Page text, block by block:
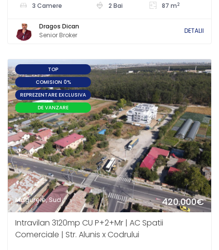
3 Camere 2 Bai 87 m2
Dragos Dican
Senior Broker
DETALII
TOP
COMISION 0%
REPREZENTARE EXCLUSIVA
DE VANZARE
Magurele, Sud 420.000€
Intravilan 3120mp CU P+2+Mr | AC Spatii
Comerciale | Str. Alunis x Codrului